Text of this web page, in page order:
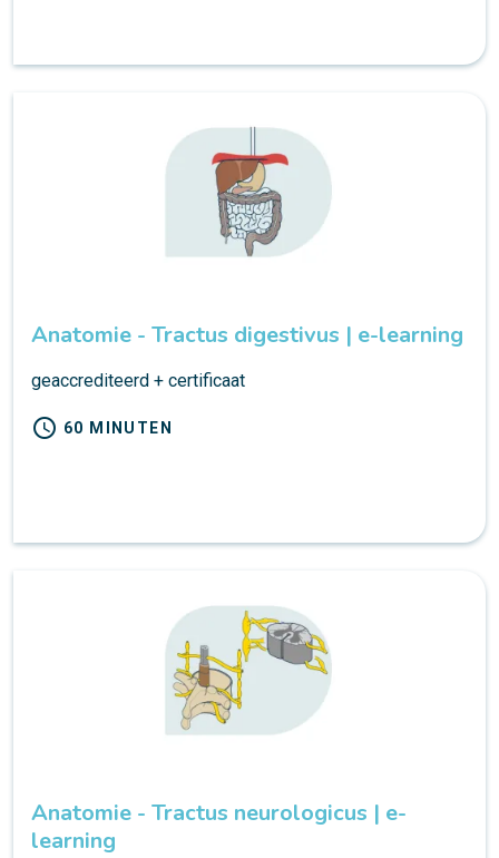
Anatomie - Tractus digestivus | e-learning
geaccrediteerd + certificaat
schedule 60 MINUTEN
Anatomie - Tractus neurologicus | e-
learning